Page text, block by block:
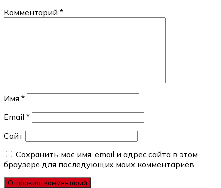
Комментарий *
Имя *
Email *
Сайт
Сохранить моё имя, email и адрес сайта в этом
браузере для последующих моих комментариев.